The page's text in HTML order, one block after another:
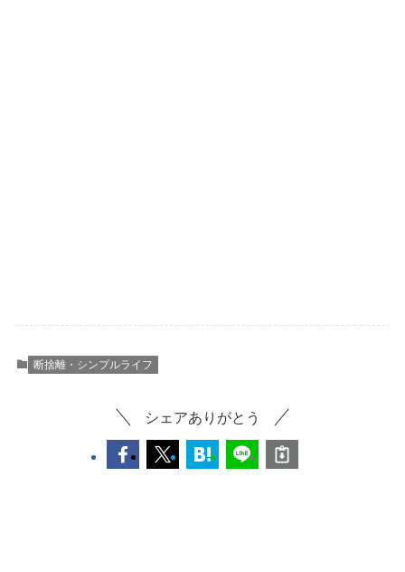
断捨離・シンプルライフ
シェアありがとう